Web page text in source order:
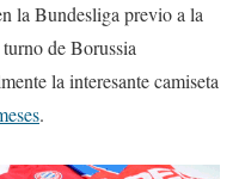
la Bundesliga previo a la
de Borussia
la interesante camiseta
.